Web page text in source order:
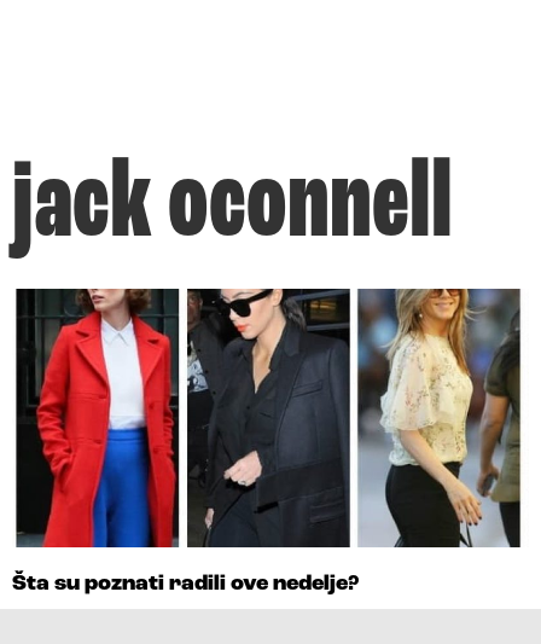
jack oconnell
Šta su poznati radili ove nedelje?